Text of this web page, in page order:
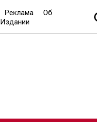
Реклама
Об
Издании